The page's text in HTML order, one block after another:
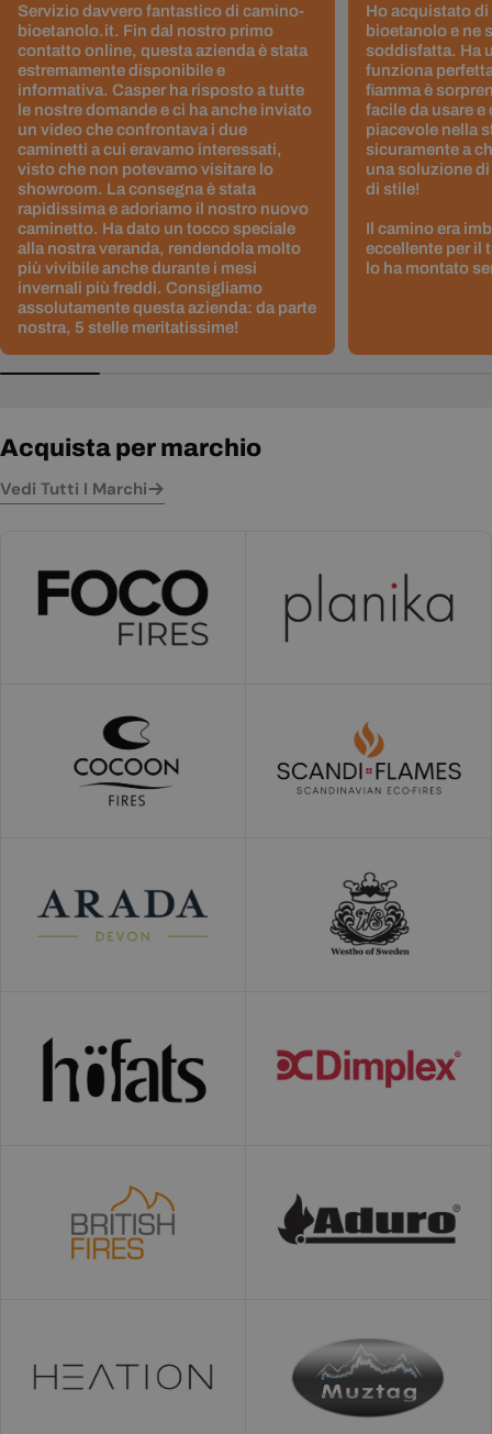
Servizio davvero fantastico di camino-
bioetanolo.it. Fin dal nostro primo
contatto online, questa azienda è stata
estremamente disponibile e
informativa. Casper ha risposto a tutte
le nostre domande e ci ha anche inviato
un video che confrontava i due
caminetti a cui eravamo interessati,
visto che non potevamo visitare lo
showroom. La consegna è stata
rapidissima e adoriamo il nostro nuovo
caminetto. Ha dato un tocco speciale
alla nostra veranda, rendendola molto
più vivibile anche durante i mesi
invernali più freddi. Consigliamo
assolutamente questa azienda: da parte
nostra, 5 stelle meritatissime!
Ho acquistato di
bioetanolo e ne
soddisfatta. Ha
funziona
fiamma è
facile da usare e
piacevole nella
sicuramente a
una soluzione
di stile!
Il camino era
eccellente per il
lo ha montato
Acquista per marchio
Vedi Tutti I Marchi